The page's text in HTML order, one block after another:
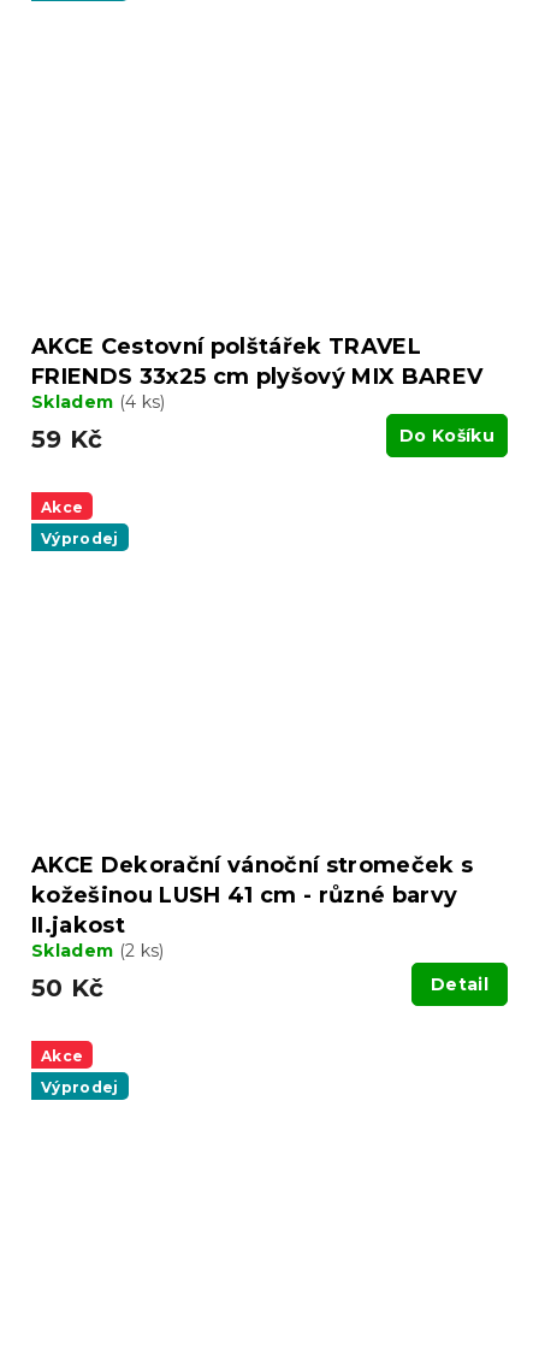
AKCE Cestovní polštářek TRAVEL
FRIENDS 33x25 cm plyšový MIX BAREV
Skladem (4 ks)
59 Kč Do Košíku
Akce
Výprodej
AKCE Dekorační vánoční stromeček s
kožešinou LUSH 41 cm - různé barvy
II.jakost
Skladem (2 ks)
50 Kč Detail
Akce
Výprodej